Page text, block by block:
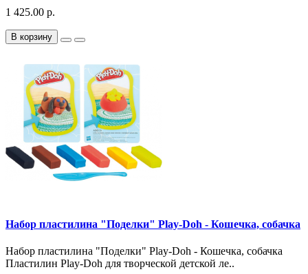
1 425.00 р.
В корзину
Набор пластилина "Поделки" Play-Doh - Кошечка, собачка
Набор пластилина "Поделки" Play-Doh - Кошечка, собачка
Пластилин Play-Doh для творческой детской ле..